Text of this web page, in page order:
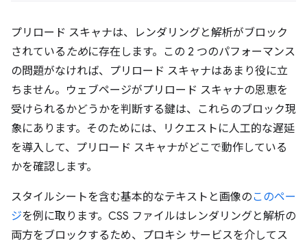
プリロード スキャナは、レンダリングと解析がブロック
されている ために存在します。この 2 つのパフォーマンス
の問題がなければ、プリロード スキャナはあまり役に立
ちません。ウェブページがプリロード スキャナの恩恵を
受けられるかどうかを判断する鍵は、これらのブロック現
象にあります。そのためには、リクエストに人工的な遅延
を導入して、プリロード スキャナがどこで動作している
かを確認します。
スタイルシートを含む基本的なテキストと画像のこのペー
ジを例に取ります。CSS ファイルはレンダリングと解析の
両方をブロックするため、プロキシ サービスを介してス